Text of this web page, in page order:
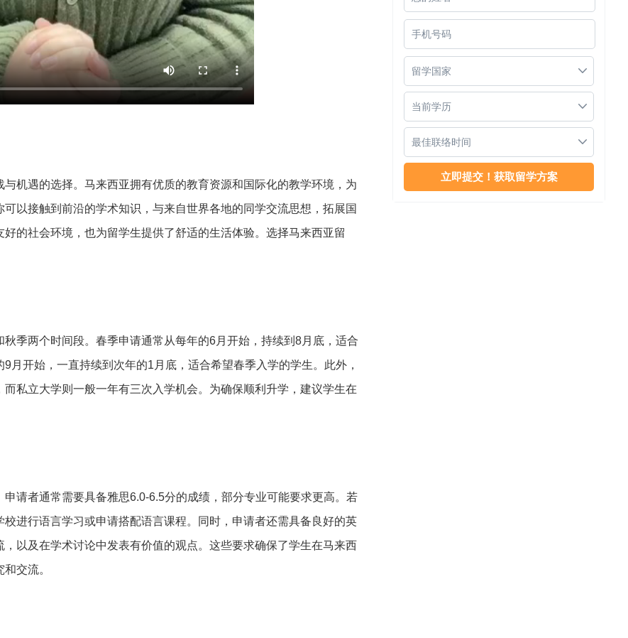
机遇的选择。马来西亚拥有优质的教育资源和国际化的教学环境，为
以接触到前沿的学术知识，与来自世界各地的同学交流思想，拓展国
的社会环境，也为留学生提供了舒适的生活体验。选择马来西亚留
季两个时间段。春季申请通常从每年的6月开始，持续到8月底，适合
月开始，一直持续到次年的1月底，适合希望春季入学的学生。此外，
私立大学则一般一年有三次入学机会。为确保顺利升学，建议学生在
请者通常需要具备雅思6.0-6.5分的成绩，部分专业可能要求更高。若
进行语言学习或申请搭配语言课程。同时，申请者还需具备良好的英
以及在学术讨论中发表有价值的观点。这些要求确保了学生在马来西
交流。
马来西亚大学学费贵吗
留学国家
当前学历
最佳联络时间